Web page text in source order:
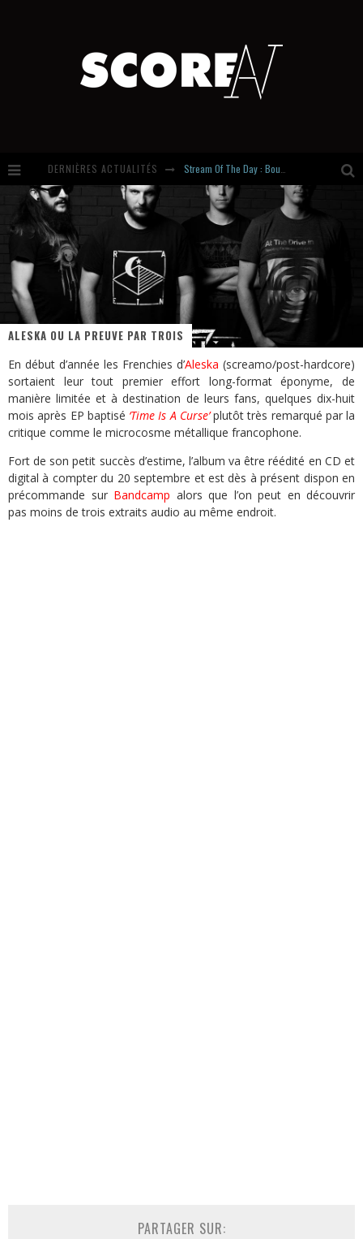
DERNIÈRES ACTUALITÉS
Introducing Newcomer : Gudewife
ALESKA OU LA PREUVE PAR TROIS
En début d’année les Frenchies d’Aleska (screamo/post-hardcore)
sortaient leur tout premier effort long-format éponyme, de
manière limitée et à destination de leurs fans, quelques dix-huit
mois après EP baptisé ‘Time Is A Curse’plutôt très remarqué par la
critique comme le microcosme métallique francophone.
Fort de son petit succès d’estime, l’album va être réédité en CD et
digital à compter du 20 septembre et est dès à présent dispon en
précommande sur Bandcamp alors que l’on peut en découvrir
pas moins de trois extraits audio au même endroit.
PARTAGER SUR: